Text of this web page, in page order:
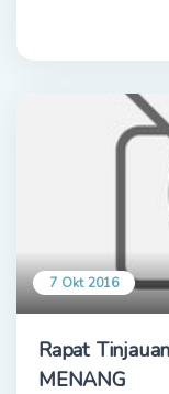
7 Okt 2016
Rapat
MENANG